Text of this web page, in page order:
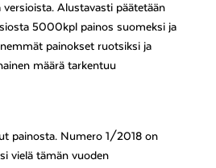
versioista. Alustavasti päätetään
5000kpl painos suomeksi ja
painokset ruotsiksi ja
määrä tarkentuu
painosta. Numero 1/2018 on
vielä tämän vuoden